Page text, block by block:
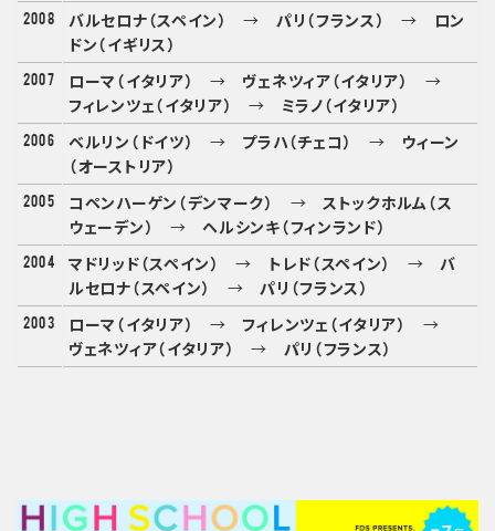
2008 バルセロナ（スペイン）→ パリ（フランス）→ ロン
ドン（イギリス）
2007 ローマ（イタリア） → ヴェネツィア（イタリア） →
フィレンツェ（イタリア）→ ミラノ（イタリア）
2006 ベルリン（ドイツ） → プラハ（チェコ） → ウィーン
（オーストリア）
2005 コペンハーゲン（デンマーク） → ストックホルム（ス
ウェーデン） → ヘルシンキ（フィンランド）
2004 マドリッド（スペイン）→ トレド（スペイン） → バ
ルセロナ（スペイン） → パリ（フランス）
2003 ローマ（イタリア） → フィレンツェ（イタリア） →
ヴェネツィア（イタリア）→ パリ（フランス）